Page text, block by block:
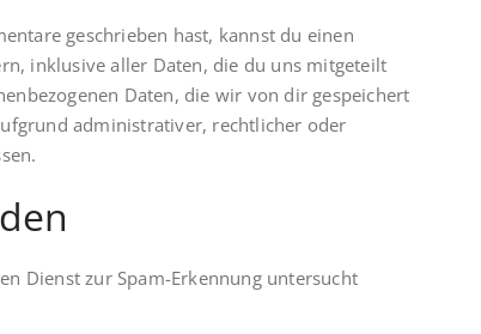
geschrieben hast, kannst du einen
inklusive aller Daten, die du uns mitgeteilt
Daten, die wir von dir gespeichert
administrativer, rechtlicher oder
Dienst zur Spam-Erkennung untersucht